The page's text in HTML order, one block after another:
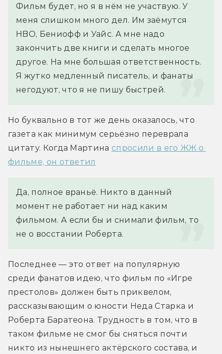
Фильм будет, но я в нём не участвую. У
меня слишком много дел. Им заёмутся
HBO, Бениофф и Уайс. А мне надо
закончить две книги и сделать многое
другое. На мне большая ответственность.
Я жутко медленный писатель, и фанаты
негодуют, что я не пишу быстрей.
Но буквально в тот же день оказалось, что
газета как минимум серьёзно переврала
цитату. Когда Мартина спросили в его ЖЖ о
фильме, он ответил
Да, полное враньё. Никто в данный
момент не работает ни над каким
фильмом. А если бы и снимали фильм, то
не о восстании Роберта.
Последнее — это ответ на популярную
среди фанатов идею, что фильм по «Игре
престолов» должен быть приквелом,
рассказывающим о юности Неда Старка и
Роберта Баратеона. Трудность в том, что в
таком фильме не смог бы сняться почти
никто из нынешнего актёрского состава, и